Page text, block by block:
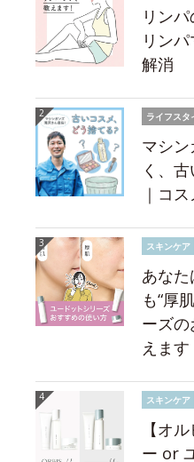
リン
リン
解消
ライフスタ
マシ
く、
｜コ
スキンケア
あなた
も“厚
ーズ
えます
スキンケア
【オ
ー or